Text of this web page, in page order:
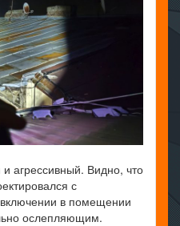
агрессивный. Видно, что
с
в помещении
ослепляющим.